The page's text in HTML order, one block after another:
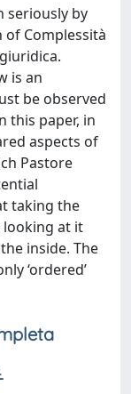
seriously by
of Complessità
is an
be observed
this paper, in
aspects of
Pastore
taking the
looking at it
inside. The
‘ordered’